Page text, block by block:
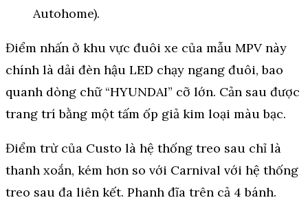
Autohome).
Điểm nhấn ở khu vực đuôi xe của mẫu MPV này
chính là dải đèn hậu LED chạy ngang đuôi, bao
quanh dòng chữ “HYUNDAI” cỡ lớn. Cản sau được
trang trí bằng một tấm ốp giả kim loại màu bạc.
Điểm trừ của Custo là hệ thống treo sau chỉ là
thanh xoắn, kém hơn so với Carnival với hệ thống
treo sau đa liên kết. Phanh đĩa trên cả 4 bánh.